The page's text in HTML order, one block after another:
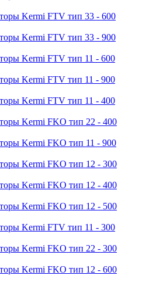
Kermi FTV тип 33 - 600
Kermi FTV тип 33 - 900
Kermi FTV тип 11 - 600
Kermi FTV тип 11 - 900
Kermi FTV тип 11 - 400
Kermi FKO тип 22 - 400
Kermi FKO тип 11 - 900
Kermi FKO тип 12 - 300
Kermi FKO тип 12 - 400
Kermi FKO тип 12 - 500
Kermi FTV тип 11 - 300
Kermi FKO тип 22 - 300
Kermi FKO тип 12 - 600